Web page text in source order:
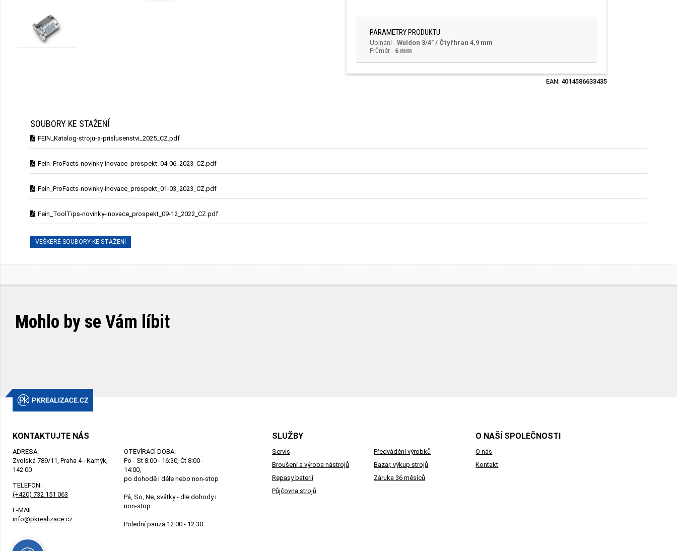
PARAMETRY PRODUKTU
Upínání - Weldon 3/4" / Čtyřhran 4,9 mm
Průměr - 6 mm
EAN: 4014586633435
SOUBORY KE STAŽENÍ
FEIN_Katalog-stroju-a-prislusenstvi_2025_CZ.pdf
Fein_ProFacts-novinky-inovace_prospekt_04-06_2023_CZ.pdf
Fein_ProFacts-novinky-inovace_prospekt_01-03_2023_CZ.pdf
Fein_ToolTips-novinky-inovace_prospekt_09-12_2022_CZ.pdf
VEŠKERÉ SOUBORY KE STAŽENÍ
Mohlo by se Vám líbit
KONTAKTUJTE NÁS
ADRESA:
Zvolská 789/11, Praha 4 - Kamýk,
142 00
TELEFON:
(+420) 732 151 063
E-MAIL:
info@pkrealizace.cz
OTEVÍRACÍ DOBA:
Po - St 8:00 - 16:30, Čt 8:00 -
14:00,
po dohodě i déle nebo non-stop
Pá, So, Ne, svátky - dle dohody i
non-stop
Polední pauza 12:00 - 12:30
SLUŽBY
Servis
Broušení a výroba nástrojů
Repasy baterií
Půjčovna strojů
Předvádění výrobků
Bazar, výkup strojů
Záruka 36 měsíců
O NAŠÍ SPOLEČNOSTI
O nás
Kontakt